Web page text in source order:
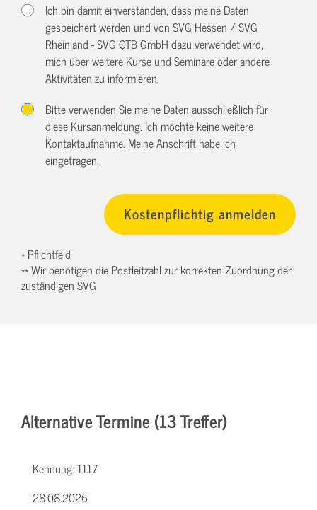
Ich bin damit einverstanden, dass meine Daten
gespeichert werden und von SVG Hessen / SVG
Rheinland - SVG QTB GmbH dazu verwendet wird,
mich über weitere Kurse und Seminare oder andere
Aktivitäten zu informieren.
Bitte verwenden Sie meine Daten ausschließlich für
diese Kursanmeldung. Ich möchte keine weitere
Kontaktaufnahme. Meine Anschrift habe ich
eingetragen.
* Pflichtfeld
** Wir benötigen die Postleitzahl zur korrekten Zuordnung der
zuständigen SVG
Alternative Termine (13 Treffer)
Kennung: 1117
28.08.2026